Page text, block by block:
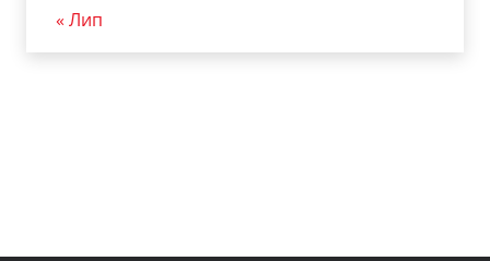
« Лип